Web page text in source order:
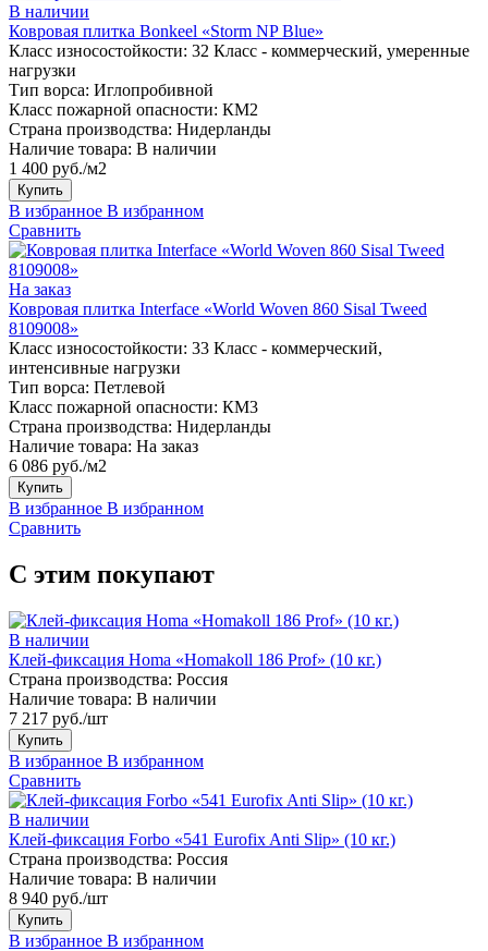
В наличии
Ковровая плитка Bonkeel «Storm NP Blue»
Класс износостойкости: 32 Класс - коммерческий, умеренные
нагрузки
Тип ворса: Иглопробивной
Класс пожарной опасности: КМ2
Страна производства: Нидерланды
Наличие товара: В наличии
1 400 руб./м2
Купить
В избранное В избранном
Сравнить
На заказ
Ковровая плитка Interface «World Woven 860 Sisal Tweed
8109008»
Класс износостойкости: 33 Класс - коммерческий,
интенсивные нагрузки
Тип ворса: Петлевой
Класс пожарной опасности: КМ3
Страна производства: Нидерланды
Наличие товара: На заказ
6 086 руб./м2
Купить
В избранное В избранном
Сравнить
С этим покупают
В наличии
Клей-фиксация Homa «Homakoll 186 Prof» (10 кг.)
Страна производства: Россия
Наличие товара: В наличии
7 217 руб./шт
Купить
В избранное В избранном
Сравнить
В наличии
Клей-фиксация Forbo «541 Eurofix Anti Slip» (10 кг.)
Страна производства: Россия
Наличие товара: В наличии
8 940 руб./шт
Купить
В избранное В избранном